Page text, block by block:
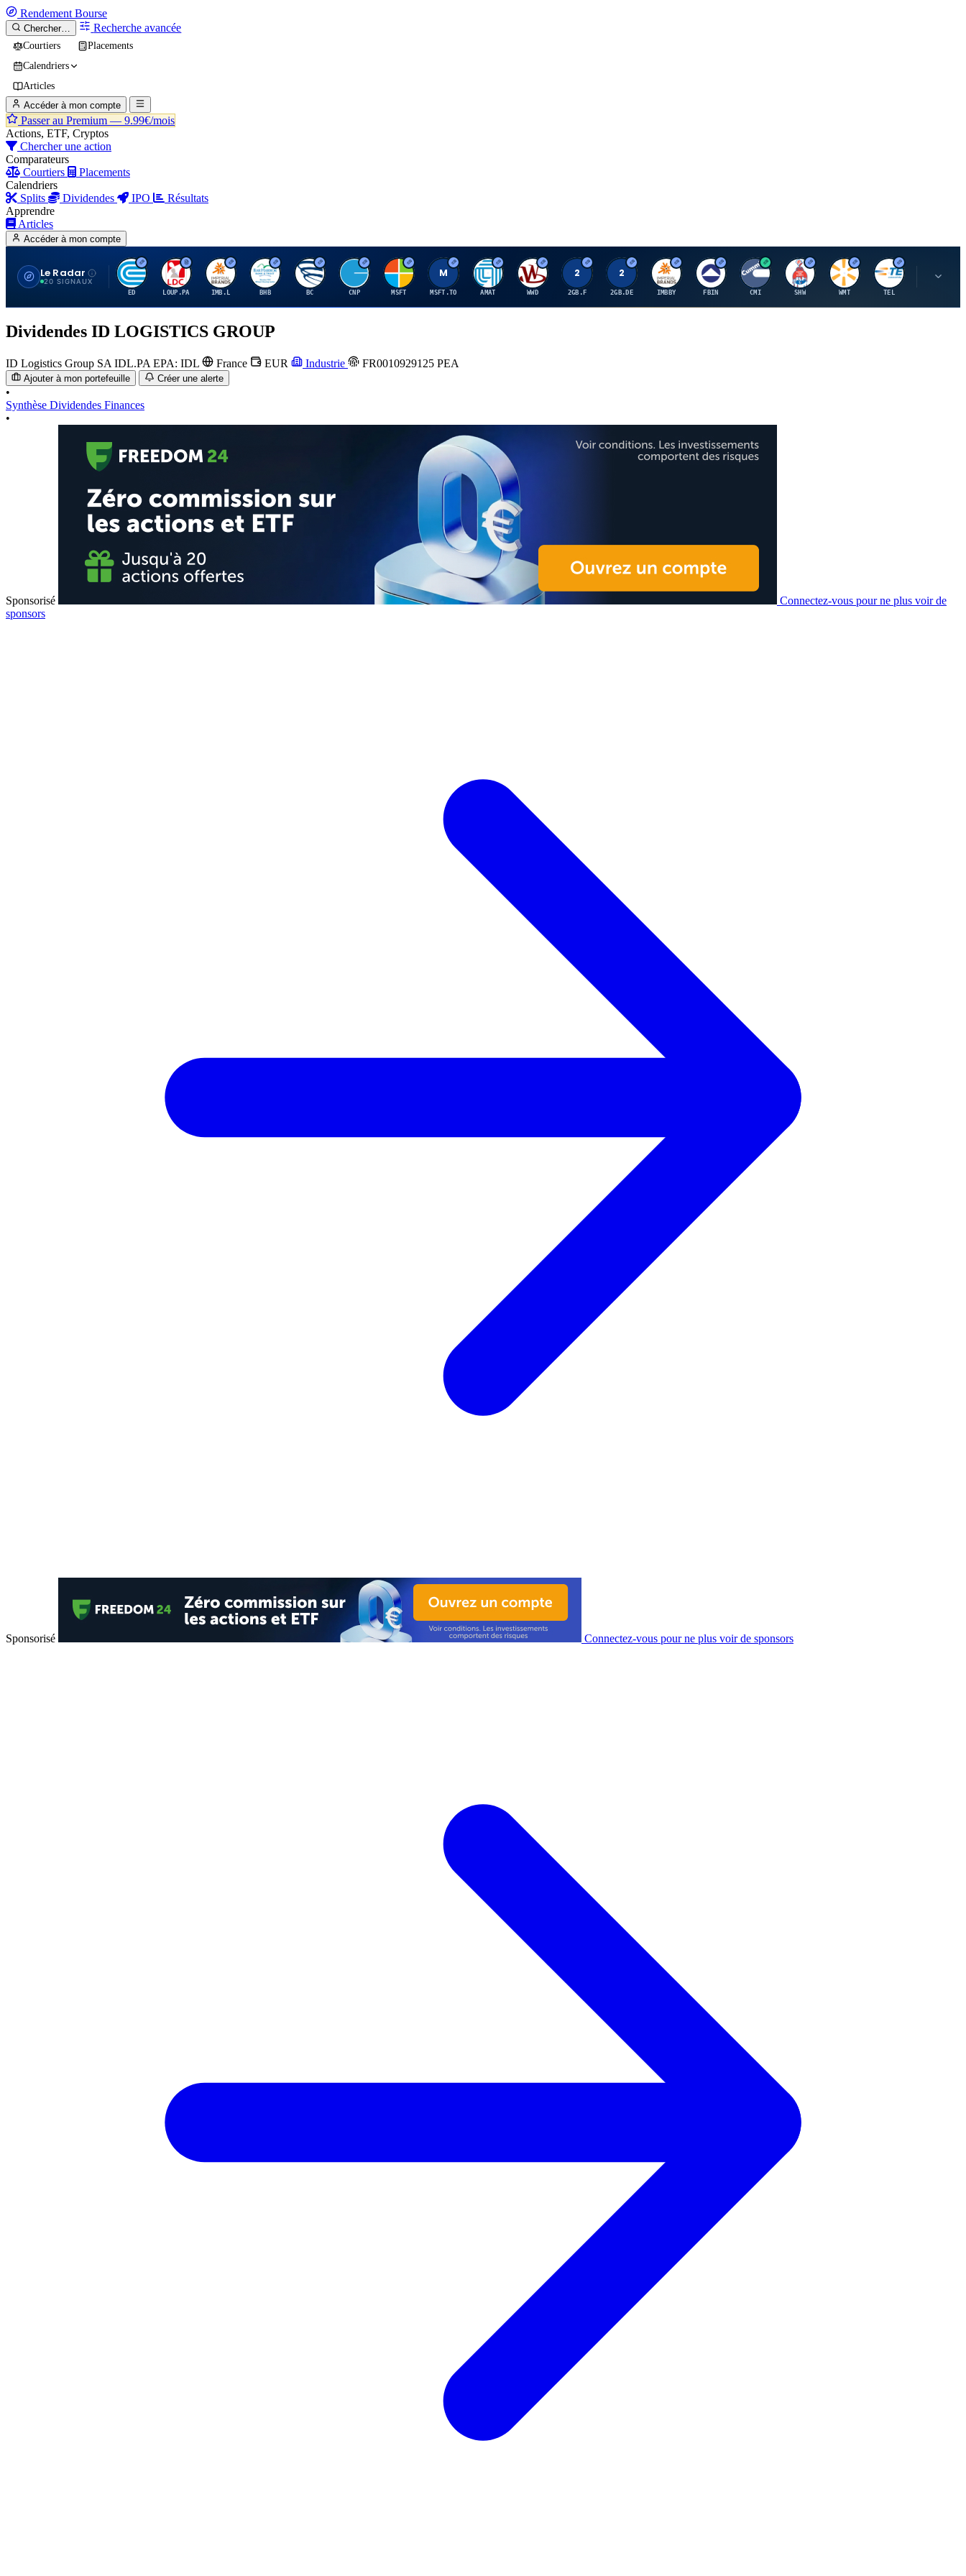
Rendement Bourse
Chercher… Recherche avancée
Courtiers
Placements
Calendriers
Articles
Accéder à mon compte
Passer au Premium — 9.99€/mois
Actions, ETF, Cryptos
Chercher une action
Comparateurs
Courtiers
Placements
Calendriers
Splits
Dividendes IPO
Résultats
Apprendre
Articles
Accéder à mon compte
Le Radar
20 SIGNAUX
C
ED
L
LOUP.PA
I
IMB.L
B
BHB
B
BC
C
CNP
M
MSFT
M
MSFT.TO
A
AMAT
W
WWD
2
2GB.F
2
2GB.DE
I
IMBBY
F
FBIN
C
CMI
S
SHW
W
WMT TEL
M
Dividendes ID LOGISTICS GROUP
ID Logistics Group SA IDL.PA EPA: IDL France EUR Industrie FR0010929125 PEA
Ajouter à mon portefeuille Créer une alerte
•
Synthèse Dividendes Finances
•
Sponsorisé
Connectez-vous pour ne plus voir de
sponsors
Sponsorisé Connectez-vous pour ne plus voir de sponsors